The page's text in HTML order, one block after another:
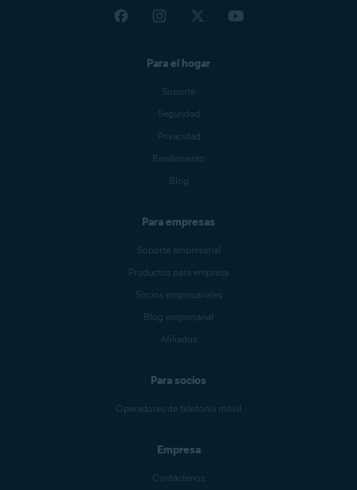
Para el hogar
Soporte
Seguridad
Privacidad
Rendimiento
Blog
Para empresas
Soporte empresarial
Productos para empresa
Socios empresariales
Blog empresarial
Afiliados
Para socios
Operadores de telefonía móvil
Empresa
Contáctenos